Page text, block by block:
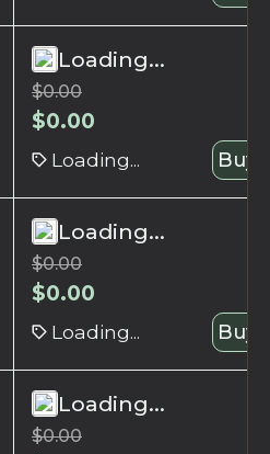
Loading...
$0.00
$0.00
Loading... Buy
Loading...
$0.00
$0.00
Loading... Buy
Loading...
$0.00